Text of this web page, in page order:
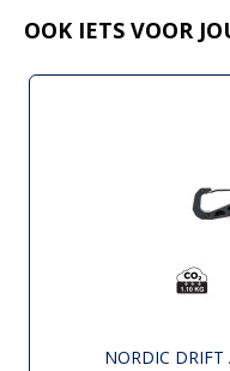
OOK IETS VOOR
NORDIC